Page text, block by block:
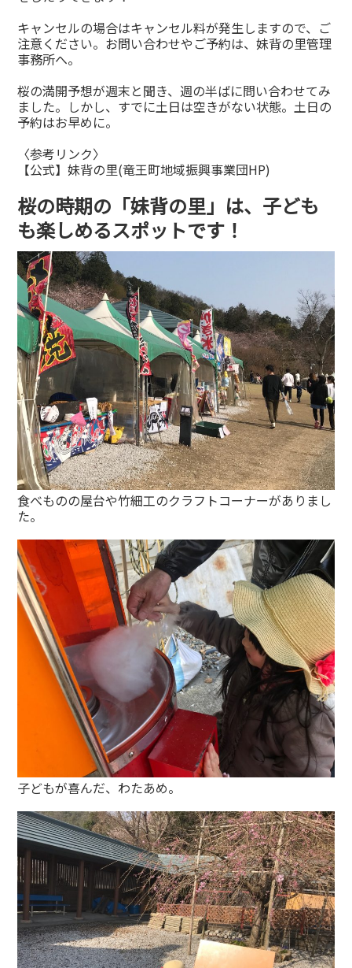
キャンセルの場合はキャンセル料が発生しますので、ご
注意ください。お問い合わせやご予約は、妹背の里管理
事務所へ。
桜の満開予想が週末と聞き、週の半ばに問い合わせてみ
ました。しかし、すでに土日は空きがない状態。土日の
予約はお早めに。
〈参考リンク〉
【公式】妹背の里(竜王町地域振興事業団HP)
桜の時期の「妹背の里」は、子ども
も楽しめるスポットです！
食べものの屋台や竹細工のクラフトコーナーがありまし
た。
子どもが喜んだ、わたあめ。